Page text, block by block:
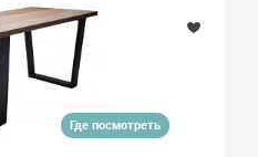
Где посмотреть